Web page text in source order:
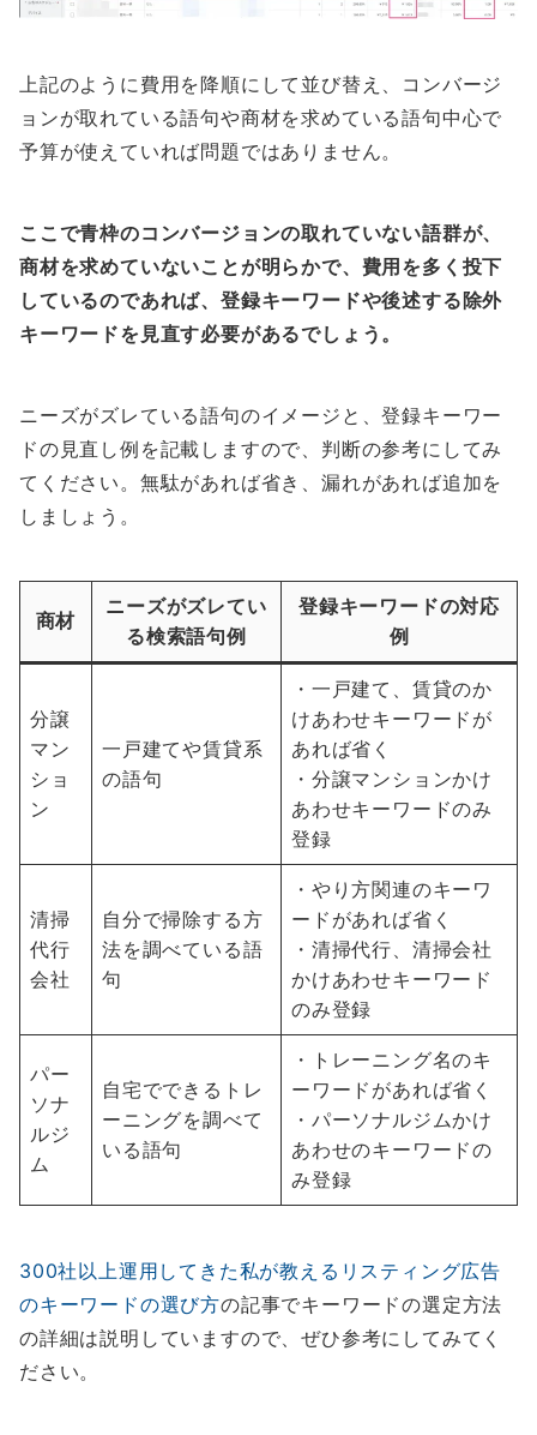
上記のように費用を降順にして並び替え、コンバージ
ョンが取れている語句や商材を求めている語句中心で
予算が使えていれば問題ではありません。
ここで青枠のコンバージョンの取れていない語群が、
商材を求めていないことが明らかで、費用を多く投下
しているのであれば、登録キーワードや後述する除外
キーワードを見直す必要があるでしょう。
ニーズがズレている語句のイメージと、登録キーワー
ドの見直し例を記載しますので、判断の参考にしてみ
てください。無駄があれば省き、漏れがあれば追加を
しましょう。
商材
ニーズがズレてい
る検索語句例
登録キーワードの対応
例
分譲
マン
ショ
ン
一戸建てや賃貸系
の語句
・一戸建て、賃貸のか
けあわせキーワードが
あれば省く
・分譲マンションかけ
あわせキーワードのみ
登録
清掃
代行
会社
自分で掃除する方
法を調べている語
句
・やり方関連のキーワ
ードがあれば省く
・清掃代行、清掃会社
かけあわせキーワード
のみ登録
パー
ソナ
ルジ
ム
自宅でできるトレ
ーニングを調べて
いる語句
・トレーニング名のキ
ーワードがあれば省く
・パーソナルジムかけ
あわせのキーワードの
み登録
300社以上運用してきた私が教えるリスティング広告
のキーワードの選び方の記事でキーワードの選定方法
の詳細は説明していますので、ぜひ参考にしてみてく
ださい。